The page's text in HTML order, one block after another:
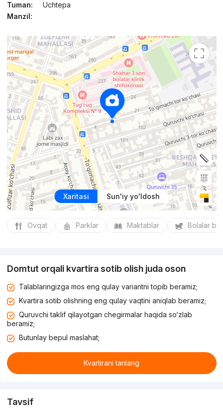
Tuman:
Uchtepa
Manzil:
Xaritasi Sun'iy yo'ldosh
Ovqat Parklar Maktablar Bolalar
Domtut orqali kvartira sotib olish juda oson
Talablaringizga mos eng qulay variantni topib beramiz;
Kvartira sotib olishning eng qulay vaqtini aniqlab beramiz;
Quruvchi taklif qilayotgan chegirmalar haqida so‘zlab
beramiz;
Butunlay bepul maslahat;
Kvartirani tanlang
Tavsif